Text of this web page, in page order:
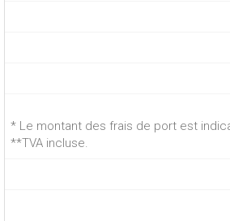
* Le montant des frais de port est
**TVA incluse.